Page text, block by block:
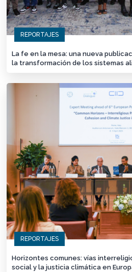
REPORTAJES
La fe en la mesa: una nueva
la transformación de los sistemas
REPORTAJES
Horizontes comunes: vías
social y la justicia climática en